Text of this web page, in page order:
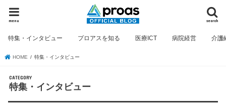
search
menu
特集・インタビュー プロアスを知る 医療ICT 病院経営 介護
HOME 特集・インタビュー
特集・インタビュー